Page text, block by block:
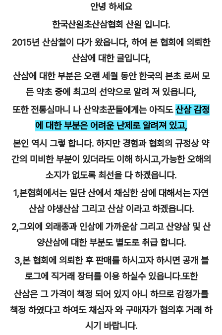
안녕 하세요
한국산원초산삼협회 산원 입니다.
2015년 산삼철이 다가 왔읍니다, 하여 본 협회에 의뢰한
산삼에 대한 글입니다,
산삼에 대한 부분은 오랜 세월 동안 한국의 본초 로써 모
든 약초 중에 최고의 선약으로 알려 져 있읍니다,
또한 전통심마니 나 산약초꾼들에게는 아직도산삼 감정
에 대한 부분은 어려운 난제로 알려져 있고,
본인 역시 그렇 합니다. 하지만 경험과 협회의 규정상 약
간의 미비한 부분이 있더라도 이해 하시고,가능한 오해의
소지가 없도록 최선을 다 하겠읍니다.
1,본협회에서는 일단 산에서 채심한 삼에 대해서는 자연
산삼 야생산삼 그리고 산삼 이라고 하겠읍니다.
2,그외에 외래종과 인삼에 가까운삼 그리고 산양삼 및 산
양산삼에 대한 부분도 별도로 취급 합니다.
3,본 협회에 의뢰한 후 판매를 하시고자 하시면 공개 블
로그에 직거래 장터를 이용 하실수 있읍니다.또한
산삼은 그 가격이 책정 되어 있지 아니 하므로 감정가를
책정 하였다고 하여도 채심자 와 구매자가 협의후 거래 하
시기 바랍니다.